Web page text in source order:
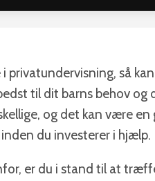
privatundervisning, så
til dit barns behov
og det kan være
du investerer i hjælp.
er du i stand til at